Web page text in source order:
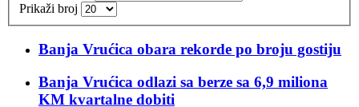
Prikaži broj
Banja Vrućica obara rekorde po broju gostiju
Banja Vrućica odlazi sa berze sa 6,9 miliona
KM kvartalne dobiti